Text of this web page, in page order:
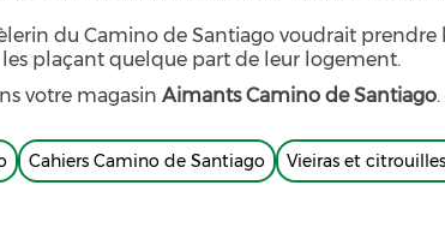
du Camino de Santiago voudrait
plaçant quelque part de leur logement.
votre magasin Aimants Camino de Santiago.
Cahiers Camino de Santiago Vieiras et